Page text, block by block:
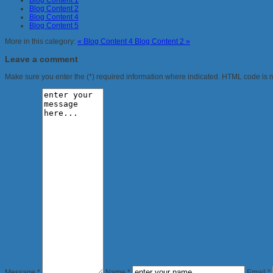
Blog Content 2
Blog Content 4
Blog Content 5
More in this category: « Blog Content 4 Blog Content 2 »
Leave a comment
Make sure you enter the (*) required information where indicated. HTML code is